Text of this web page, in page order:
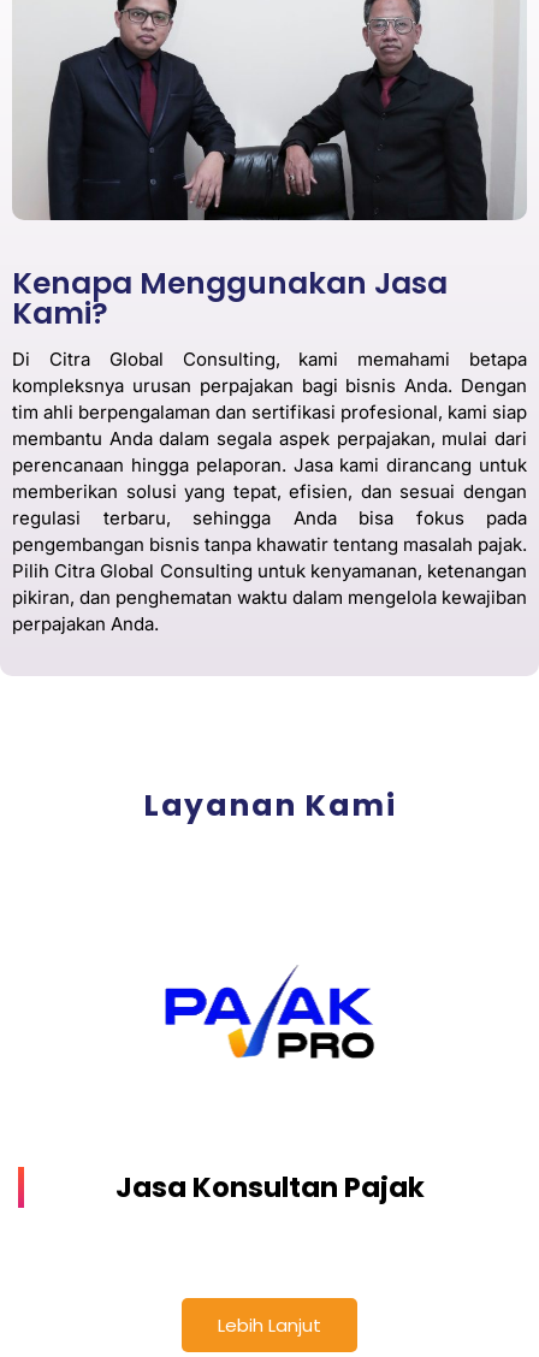
Kenapa Menggunakan Jasa
Kami?
Di Citra Global Consulting, kami memahami betapa
kompleksnya urusan perpajakan bagi bisnis Anda. Dengan
tim ahli berpengalaman dan sertifikasi profesional, kami siap
membantu Anda dalam segala aspek perpajakan, mulai dari
perencanaan hingga pelaporan. Jasa kami dirancang untuk
memberikan solusi yang tepat, efisien, dan sesuai dengan
regulasi terbaru, sehingga Anda bisa fokus pada
pengembangan bisnis tanpa khawatir tentang masalah pajak.
Pilih Citra Global Consulting untuk kenyamanan, ketenangan
pikiran, dan penghematan waktu dalam mengelola kewajiban
perpajakan Anda.
Layanan Kami
Jasa Konsultan Pajak
Lebih Lanjut